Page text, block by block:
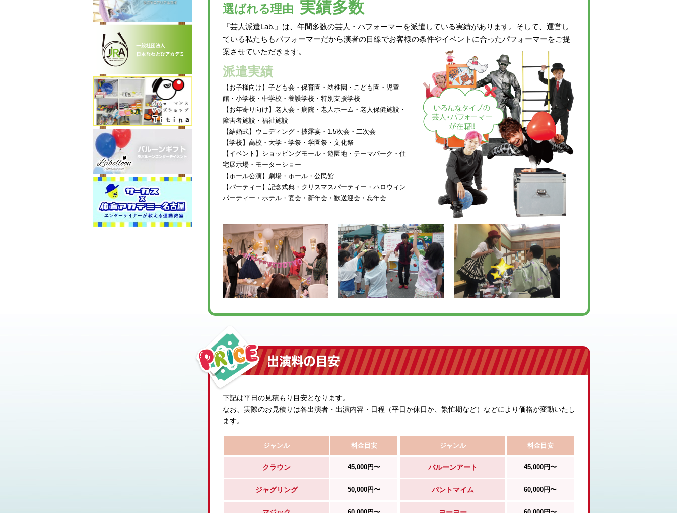
選ばれる理由 実績多数
『芸人派遣Lab.』は、年間多数の芸人・パフォーマーを派遣している実績があります。そして、運営し
ている私たちもパフォーマーだから演者の目線でお客様の条件やイベントに合ったパフォーマーをご提
案させていただきます。
派遣実績
【お子様向け】子ども会・保育園・幼稚園・こども園・児童
館・小学校・中学校・養護学校・特別支援学校
【お年寄り向け】老人会・病院・老人ホーム・老人保健施設・
障害者施設・福祉施設
【結婚式】ウェディング・披露宴・1.5次会・二次会
【学校】高校・大学・学祭・学園祭・文化祭
【イベント】ショッピングモール・遊園地・テーマパーク・住
宅展示場・モーターショー
【ホール公演】劇場・ホール・公民館
【パーティー】記念式典・クリスマスパーティー・ハロウィン
パーティー・ホテル・宴会・新年会・歓送迎会・忘年会
下記は平日の見積もり目安となります。
なお、実際のお見積りは各出演者・出演内容・日程（平日か休日か、繁忙期など）などにより価格が変動いたし
ます。
ジャンル 料金目安
クラウン 45,000円〜
ジャグリング 50,000円〜
ジャンル 料金目安
バルーンアート 45,000円〜
パントマイム 60,000円〜